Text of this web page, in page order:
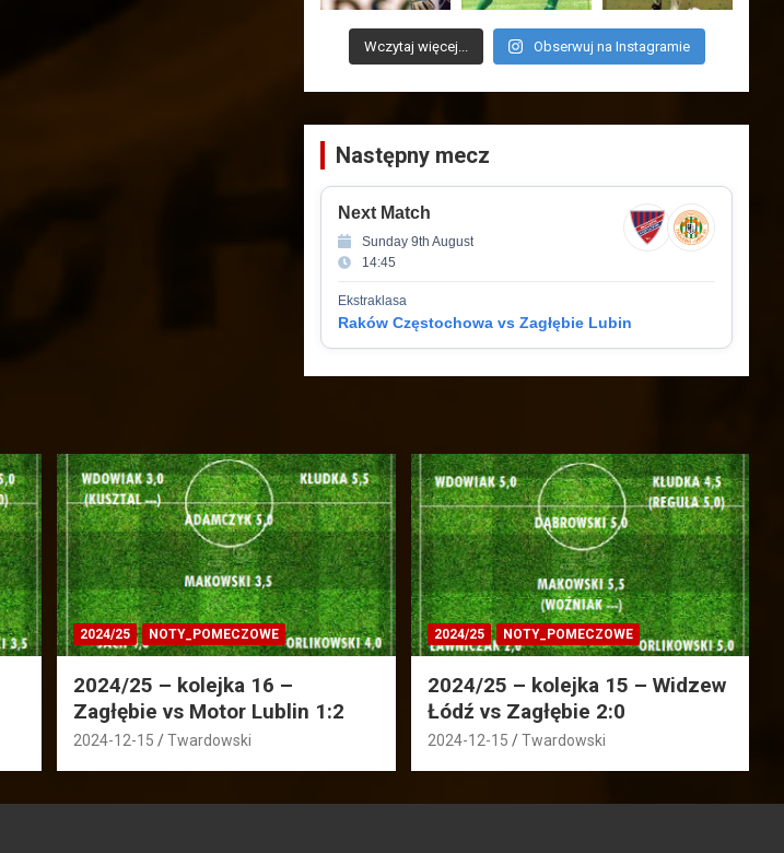
Wczytaj więcej... Obserwuj na Instagramie
Następny mecz
Next Match
Sunday 9th August
14:45
Ekstraklasa
Raków Częstochowa vs Zagłębie Lubin
2024/25 NOTY_POMECZOWE
2024/25 – kolejka 16 –
Zagłębie vs Motor Lublin 1:2
2024-12-15 Twardowski
2024/25 NOTY_POMECZOWE
2024/25 – kolejka 15 – Widzew
Łódź vs Zagłębie 2:0
2024-12-15 Twardowski